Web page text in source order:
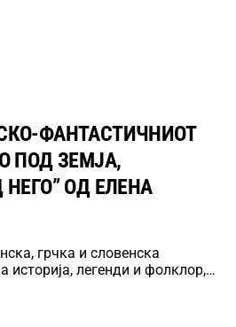
ФАНТАСТИЧНИОТ
ПОД ЗЕМЈА,
ОД ЕЛЕНА
грчка и словенска
историја, легенди и фолклор,…